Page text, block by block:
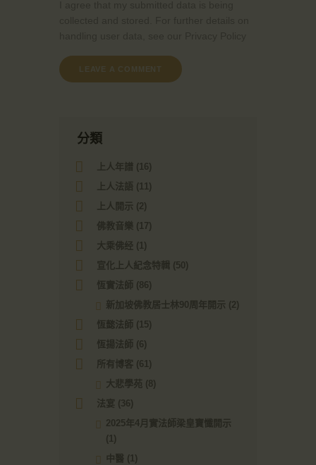
分類
上人年譜 (16)
上人法語 (11)
上人開示 (2)
佛教音樂 (17)
大乘佛经 (1)
宣化上人紀念特輯 (50)
恆實法師 (86)
新加坡佛教居士林90周年開示 (2)
恆懿法師 (15)
恆揚法師 (6)
所有博客 (61)
大悲學苑 (8)
法宴 (36)
2025年4月實法師梁皇寶懺開示
(1)
中醫 (1)